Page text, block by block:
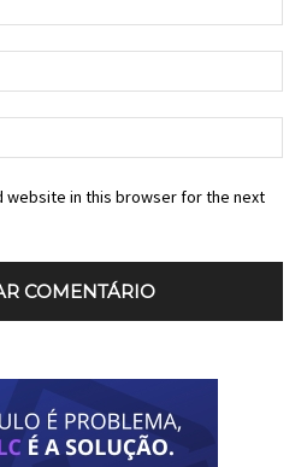
website in this browser for the next